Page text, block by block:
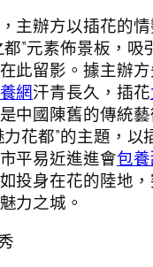
主辦方以插花的
都”元素佈景板，吸
此留影。據主辦
網汗青長久，插花
中國陳舊的傳統
力花都”的主題，以
平易近進進會包
投身在花的陸地
力之城。